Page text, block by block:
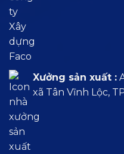
Xưởng sản xuất :
xã Tân Vĩnh Lộc,